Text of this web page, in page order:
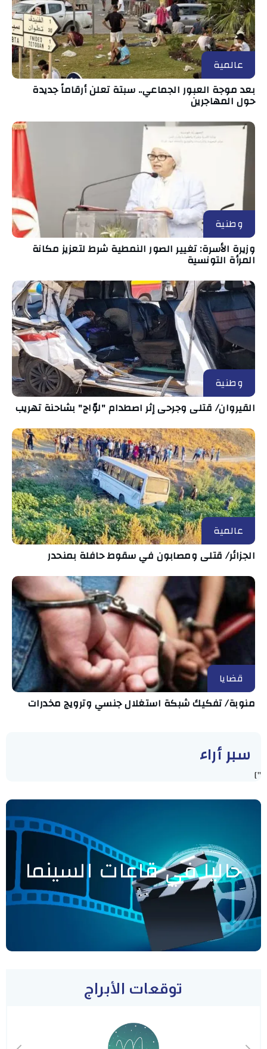
عالمية
بعد موجة العبور الجماعي.. سبتة تعلن أرقاماً جديدة
حول المهاجرين
وطنية
وزيرة الأسرة: تغيير الصور النمطية شرط لتعزيز مكانة
المرأة التونسية
وطنية
القيروان/ قتلى وجرحى إثر اصطدام "لوّاج" بشاحنة تهريب
عالمية
الجزائر/ قتلى ومصابون في سقوط حافلة بمنحدر
قضايا
منوبة/ تفكيك شبكة استغلال جنسي وترويج مخدرات
سبر أراء
"]
حاليا في قاعات السينما
توقعات الأبراج